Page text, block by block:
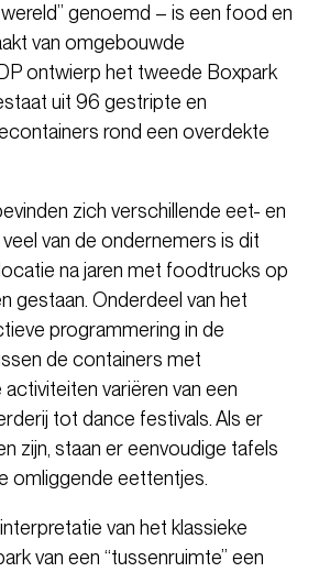
genoemd – is een food en
van omgebouwde
ontwierp het tweede Boxpark
uit 96 gestripte en
rond een overdekte
zich verschillende eet- en
van de ondernemers is dit
na jaren met foodtrucks op
gestaan. Onderdeel van het
programmering in de
de containers met
variëren van een
tot dance festivals. Als er
zijn, staan er eenvoudige tafels
omliggende eettentjes.
van het klassieke
van een “tussenruimte” een